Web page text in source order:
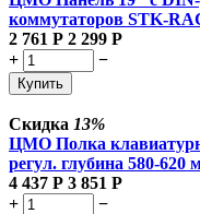
коммутаторов STK-
2 761 Р 2 299 Р
+
−
Купить
Скидка 13%
ЦМО Полка
регул. глубина 580-
4 437 Р 3 851 Р
+
−